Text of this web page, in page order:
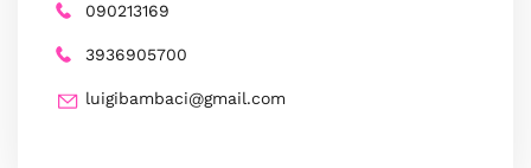
090213169
3936905700
luigibambaci@gmail.com